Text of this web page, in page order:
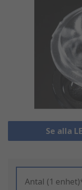
Se alla
Antal (1